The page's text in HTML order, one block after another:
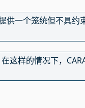
供一个笼统但不具约
这样的情况下，